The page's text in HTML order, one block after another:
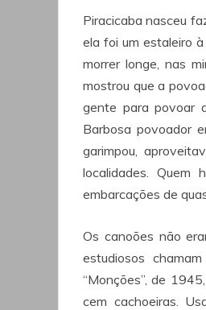
Piracicaba nasceu
ela foi um estaleiro
morrer longe, nas
mostrou que a
gente para povoar
Barbosa povoador
garimpou,
localidades.
embarcações de
Os canoões não
estudiosos
“Monções”, de
cem cachoeiras.